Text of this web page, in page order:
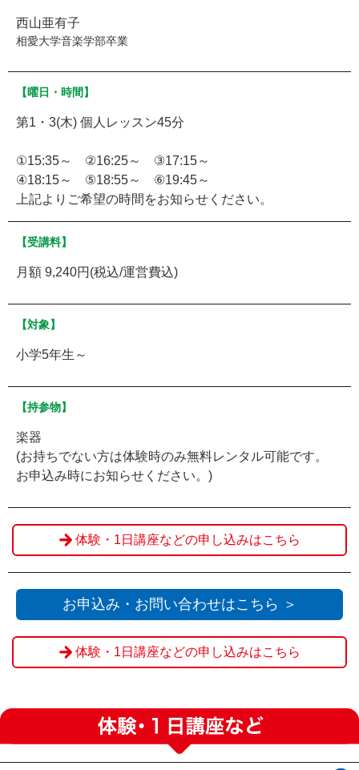
西山亜有子
相愛大学音楽学部卒業
【曜日・時間】
第1・3(木) 個人レッスン45分
①15:35～ ②16:25～ ③17:15～
④18:15～ ⑤18:55～ ⑥19:45～
上記よりご希望の時間をお知らせください。
【受講料】
月額 9,240円(税込/運営費込)
【対象】
小学5年生～
【持参物】
楽器
(お持ちでない方は体験時のみ無料レンタル可能です。
お申込み時にお知らせください。)
体験・1日講座などの申し込みはこちら
お申込み・お問い合わせはこちら ＞
体験・1日講座などの申し込みはこちら